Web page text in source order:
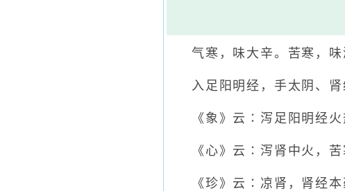
气寒，味大辛。苦寒，
入足阳明经，手太阴、肾
《象》云∶泻足阳明经
《心》云∶泻肾中火，苦
《珍》云∶凉肾，肾经